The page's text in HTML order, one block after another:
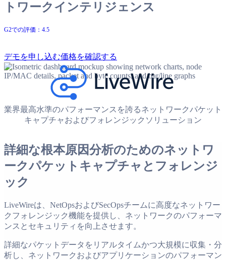
トワークインテリジェンス
G2での評価：4.5
デモを申し込む価格を確認する
業界最高水準のパフォーマンスを誇るネットワークパケット
キャプチャおよびフォレンジックソリューション
詳細な根本原因分析のためのネットワ
ークパケットキャプチャとフォレンジ
ック
LiveWireは、NetOpsおよびSecOpsチームに高度なネットワー
クフォレンジック機能を提供し、ネットワークのパフォーマ
ンスとセキュリティを向上させます。
詳細なパケットデータをリアルタイムかつ大規模に収集・分
析し、ネットワークおよびアプリケーションのパフォーマン